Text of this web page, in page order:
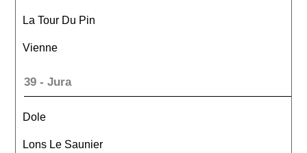
La Tour Du Pin
Vienne
39 - Jura
Dole
Lons Le Saunier